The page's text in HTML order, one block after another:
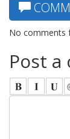
No comments
Post